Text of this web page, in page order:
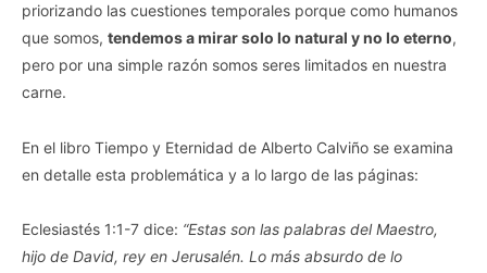
priorizando las cuestiones temporales porque como humanos
que somos, tendemos a mirar solo lo natural y no lo eterno,
pero por una simple razón somos seres limitados en nuestra
carne.
En el libro Tiempo y Eternidad de Alberto Calviño se examina
en detalle esta problemática y a lo largo de las páginas:
Eclesiastés 1:1-7 dice: “Estas son las palabras del Maestro,
hijo de David, rey en Jerusalén. Lo más absurdo de lo